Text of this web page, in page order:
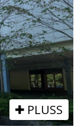
PLUSS